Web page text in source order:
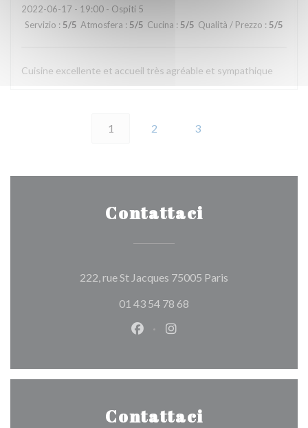
2022-06-17 - 19:00 - Ospiti 5
Servizio : 5/5 Atmosfera : 5/5 Cucina : 5/5 Qualità / Prezzo : 5/5
Cuisine excellente et accueil très agréable et sympathique
1 2 3
Contattaci
222, rue St Jacques 75005 Paris
01 43 54 78 68
Facebook ((apre una nuova
Instagram ((apre una
Contattaci